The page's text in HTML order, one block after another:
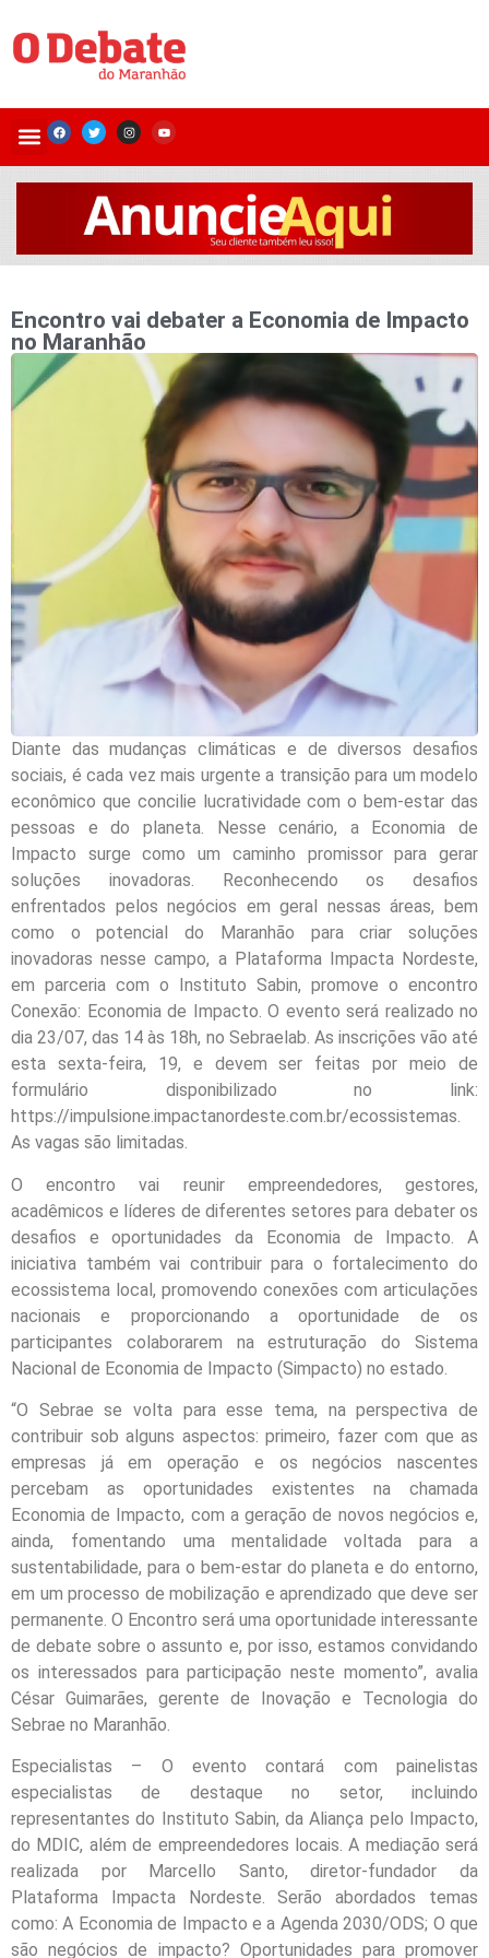
Encontro vai debater a Economia de Impacto
no Maranhão
Diante das mudanças climáticas e de diversos desafios
sociais, é cada vez mais urgente a transição para um modelo
econômico que concilie lucratividade com o bem-estar das
pessoas e do planeta. Nesse cenário, a Economia de
Impacto surge como um caminho promissor para gerar
soluções inovadoras. Reconhecendo os desafios
enfrentados pelos negócios em geral nessas áreas, bem
como o potencial do Maranhão para criar soluções
inovadoras nesse campo, a Plataforma Impacta Nordeste,
em parceria com o Instituto Sabin, promove o encontro
Conexão: Economia de Impacto. O evento será realizado no
dia 23/07, das 14 às 18h, no Sebraelab. As inscrições vão até
esta sexta-feira, 19, e devem ser feitas por meio de
formulário disponibilizado no link:
https://impulsione.impactanordeste.com.br/ecossistemas.
As vagas são limitadas.
O encontro vai reunir empreendedores, gestores,
acadêmicos e líderes de diferentes setores para debater os
desafios e oportunidades da Economia de Impacto. A
iniciativa também vai contribuir para o fortalecimento do
ecossistema local, promovendo conexões com articulações
nacionais e proporcionando a oportunidade de os
participantes colaborarem na estruturação do Sistema
Nacional de Economia de Impacto (Simpacto) no estado.
“O Sebrae se volta para esse tema, na perspectiva de
contribuir sob alguns aspectos: primeiro, fazer com que as
empresas já em operação e os negócios nascentes
percebam as oportunidades existentes na chamada
Economia de Impacto, com a geração de novos negócios e,
ainda, fomentando uma mentalidade voltada para a
sustentabilidade, para o bem-estar do planeta e do entorno,
em um processo de mobilização e aprendizado que deve ser
permanente. O Encontro será uma oportunidade interessante
de debate sobre o assunto e, por isso, estamos convidando
os interessados para participação neste momento”, avalia
César Guimarães, gerente de Inovação e Tecnologia do
Sebrae no Maranhão.
Especialistas – O evento contará com painelistas
especialistas de destaque no setor, incluindo
representantes do Instituto Sabin, da Aliança pelo Impacto,
do MDIC, além de empreendedores locais. A mediação será
realizada por Marcello Santo, diretor-fundador da
Plataforma Impacta Nordeste. Serão abordados temas
como: A Economia de Impacto e a Agenda 2030/ODS; O que
são negócios de impacto? Oportunidades para promover